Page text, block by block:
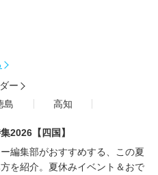
ー
島 高知
2026【四国】
編集部がおすすめする、この夏
を紹介。夏休みイベント＆おで